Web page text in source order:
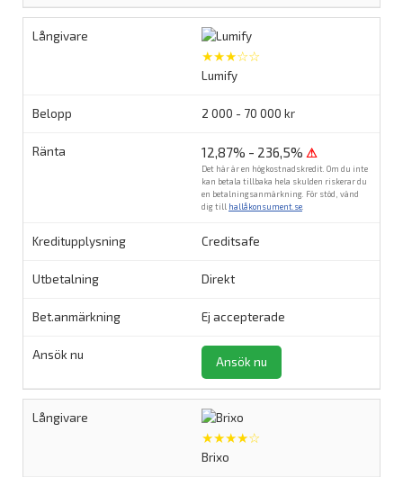
★★★☆☆
Lumify
2 000 - 70 000 kr
12,87% - 236,5% ⚠
Det här är en högkostnadskredit. Om du inte
kan betala tillbaka hela skulden riskerar du
en betalningsanmärkning. För stöd, vänd
dig till hallåkonsument.se.
Creditsafe
Direkt
Ej accepterade
Ansök nu
★★★★☆
Brixo